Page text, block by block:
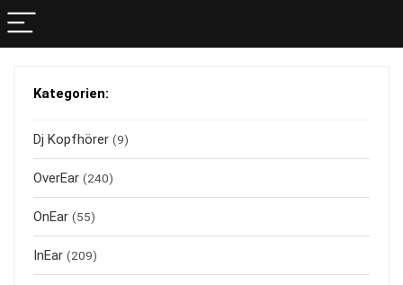
Kategorien:
Dj Kopfhörer (9)
OverEar (240)
OnEar (55)
InEar (209)